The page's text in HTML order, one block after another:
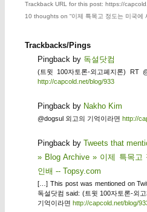
Trackback URL for this post: https://
10 thoughts on “이제 특목고 정도는 미국에
Trackbacks/Pings
Pingback by 독설닷컴
(트윗 100자토론-외고폐지론) RT
http://capcold.net/blog/933
Pingback by Nakho Kim
@dogsul 외고의 기억이라면 http://
Pingback by Tweets that
» Blog Archive » 이제 특목고
인배 -- Topsy.com
[…] This post was mentioned on
독설닷컴 said: (트윗 100자토론-외
기억이라면 http://capcold.net/blog/